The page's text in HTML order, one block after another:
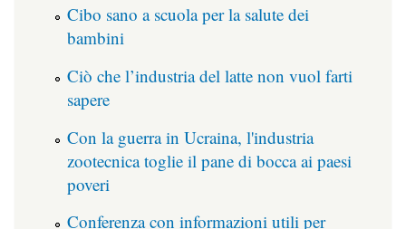
Cibo sano a scuola per la salute dei
bambini
Ciò che l’industria del latte non vuol farti
sapere
Con la guerra in Ucraina, l'industria
zootecnica toglie il pane di bocca ai paesi
poveri
Conferenza con informazioni utili per